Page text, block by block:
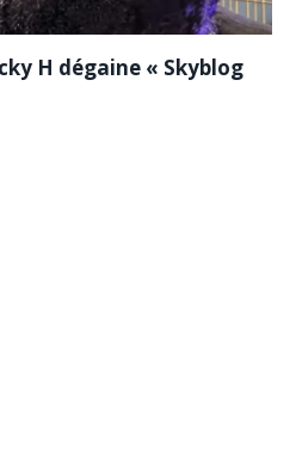
H dégaine « Skyblog